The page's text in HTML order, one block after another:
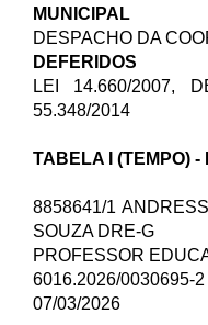
MUNICIPAL
DESPACHO DA
DEFERIDOS
LEI 14.660/2007,
55.348/2014
TABELA I (TEMPO) -
8858641/1
SOUZA DRE-G
PROFESSOR
6016.2026/
07/03/2026